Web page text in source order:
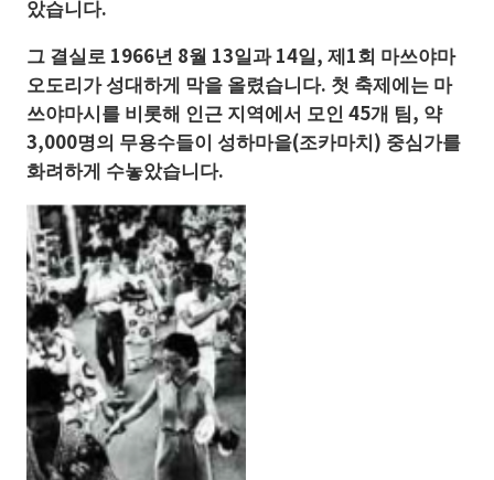
았습니다.
그 결실로 1966년 8월 13일과 14일, 제1회 마쓰야마
오도리가 성대하게 막을 올렸습니다. 첫 축제에는 마
쓰야마시를 비롯해 인근 지역에서 모인 45개 팀, 약
3,000명의 무용수들이 성하마을(조카마치) 중심가를
화려하게 수놓았습니다.